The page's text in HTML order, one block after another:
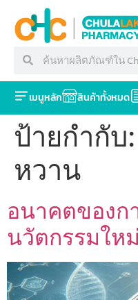
เมนูหลัก สินค้าทั้งหมด
ป้ายกำกับ:
หวาน
อนาคตของก
นวัตกรรมให